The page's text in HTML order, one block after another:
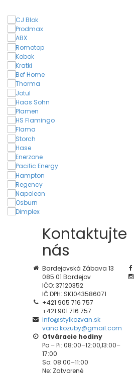
Kontaktujte
nás
Bardejovská Zábava 13
085 01 Bardejov
IČO: 37120352
IČ DPH: SK1043586071
+421 905 716 757
+421 901 716 757
info@stylkozvan.sk
vano.kozuby@gmail.com
Otváracie hodiny
Po – Pi: 08:00–12:00,13:00–
17:00
So: 08:00–11:00
Ne: Zatvorené